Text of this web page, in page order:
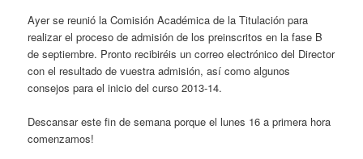
Ayer se reunió la Comisión Académica de la Titulación para
realizar el proceso de admisión de los preinscritos en la fase B
de septiembre. Pronto recibiréis un correo electrónico del Director
con el resultado de vuestra admisión, así como algunos
consejos para el inicio del curso 2013-14.
Descansar este fin de semana porque el lunes 16 a primera hora
comenzamos!